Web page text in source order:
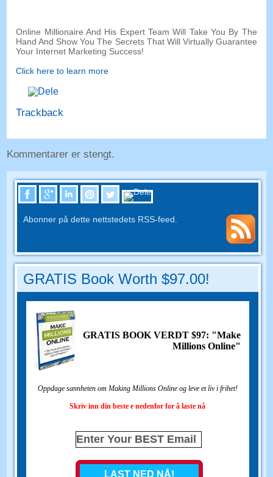
Online Millionaire And His Expert Team Will Take You By The
Hand And Show You The Secrets That Will Virtually Guarantee
Your Internet Marketing Success!
Click here to learn more
Trackback
Kommentarer er stengt.
Abonner på dette nettstedets RSS-feed.
GRATIS Book Worth $97.00!
GRATIS BOOK VERDT $97: "Make
Millions Online"
Oppdage sannheten om Making Millions Online og leve et liv i frihet!
Skriv inn din beste e nedenfor for å laste nå